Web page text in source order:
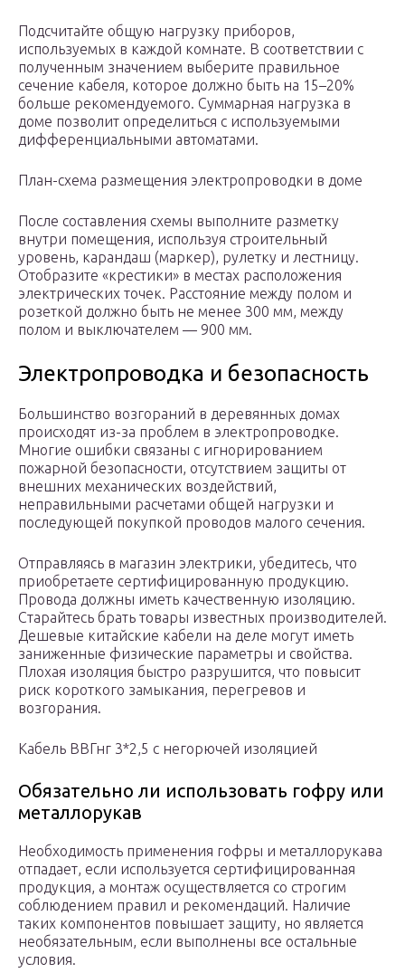
Подсчитайте общую нагрузку приборов,
используемых в каждой комнате. В соответствии с
полученным значением выберите правильное
сечение кабеля, которое должно быть на 15–20%
больше рекомендуемого. Суммарная нагрузка в
доме позволит определиться с используемыми
дифференциальными автоматами.
План-схема размещения электропроводки в доме
После составления схемы выполните разметку
внутри помещения, используя строительный
уровень, карандаш (маркер), рулетку и лестницу.
Отобразите «крестики» в местах расположения
электрических точек. Расстояние между полом и
розеткой должно быть не менее 300 мм, между
полом и выключателем — 900 мм.
Электропроводка и безопасность
Большинство возгораний в деревянных домах
происходят из-за проблем в электропроводке.
Многие ошибки связаны с игнорированием
пожарной безопасности, отсутствием защиты от
внешних механических воздействий,
неправильными расчетами общей нагрузки и
последующей покупкой проводов малого сечения.
Отправляясь в магазин электрики, убедитесь, что
приобретаете сертифицированную продукцию.
Провода должны иметь качественную изоляцию.
Старайтесь брать товары известных производителей.
Дешевые китайские кабели на деле могут иметь
заниженные физические параметры и свойства.
Плохая изоляция быстро разрушится, что повысит
риск короткого замыкания, перегревов и
возгорания.
Кабель ВВГнг 3*2,5 с негорючей изоляцией
Обязательно ли использовать гофру или
металлорукав
Необходимость применения гофры и металлорукава
отпадает, если используется сертифицированная
продукция, а монтаж осуществляется со строгим
соблюдением правил и рекомендаций. Наличие
таких компонентов повышает защиту, но является
необязательным, если выполнены все остальные
условия.